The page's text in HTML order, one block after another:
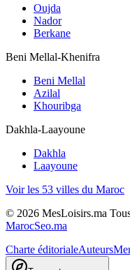
Oujda
Nador
Berkane
Beni Mellal-Khenifra
Beni Mellal
Azilal
Khouribga
Dakhla-Laayoune
Dakhla
Laayoune
Voir les 53 villes du Maroc
© 2026 MesLoisirs.ma
MarocSeo.ma
Charte éditorialeAuteurs